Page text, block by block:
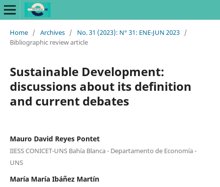
Home / Archives / No. 31 (2023): N° 31: ENE-JUN 2023 /
Bibliographic review article
Sustainable Development:
discussions about its definition
and current debates
Mauro David Reyes Pontet
IIESS CONICET-UNS Bahía Blanca - Departamento de Economía -
UNS
María María Ibáñez Martín